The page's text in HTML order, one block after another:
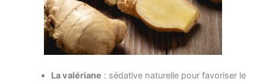
La valériane : sédative naturelle pour favoriser le